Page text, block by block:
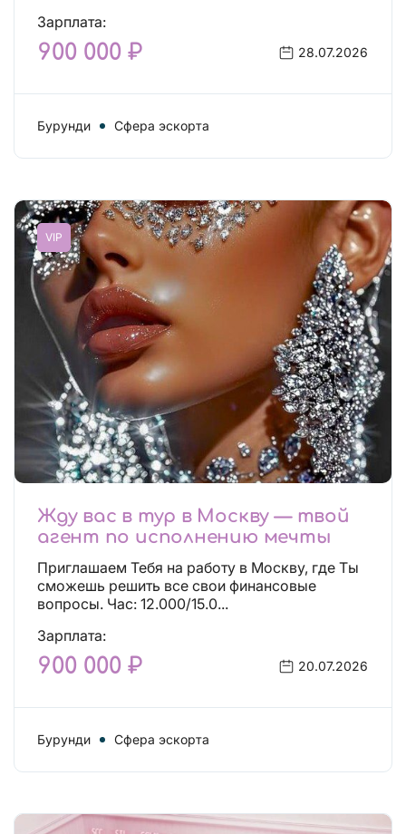
Зарплата:
900 000 ₽ 28.07.2026
Бурунди Сфера эскорта
VIP
Жду вас в тур в Москву — твой
агент по исполнению мечты
Приглашаем Тебя на работу в Москву, где Ты
сможешь решить все свои финансовые
вопросы. Час: 12.000/15.0...
Зарплата:
900 000 ₽ 20.07.2026
Бурунди Сфера эскорта